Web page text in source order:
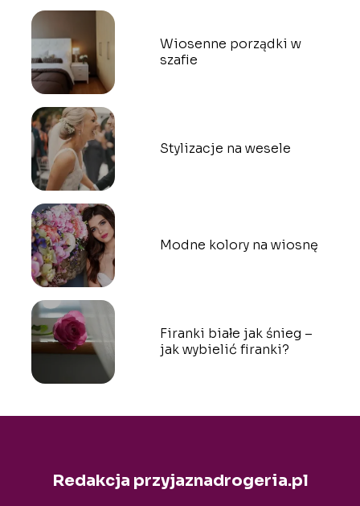
Wiosenne porządki w
szafie
Stylizacje na wesele
Modne kolory na wiosnę
Firanki białe jak śnieg –
jak wybielić firanki?
Redakcja przyjaznadrogeria.pl